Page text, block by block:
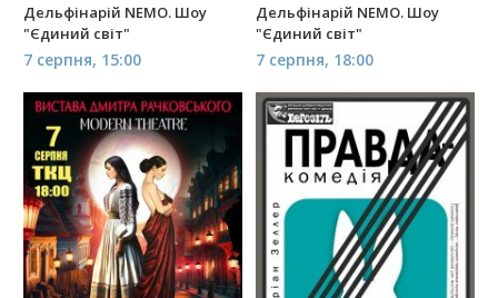
Дельфінарій NEMO. Шоу
"Єдиний світ"
7 серпня, 15:00
Дельфінарій NEMO. Шоу
"Єдиний світ"
7 серпня, 18:00